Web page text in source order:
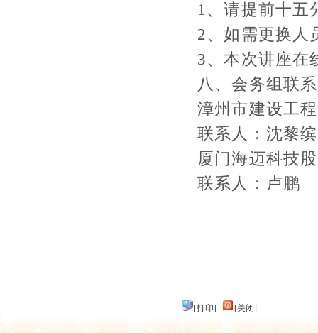
1 、请提前十五
2、如需更换人
3、本次讲座在
八、会务组联
漳州市建设工
联系人：沈黎缤
厦门海迈科技
联系人：卢鹏
[打印] [关闭]